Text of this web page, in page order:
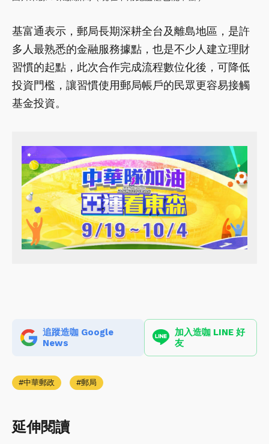
基富通表示，郵局長期深耕全台及離島地區，是許
多人最熟悉的金融服務據點，也是不少人建立理財
習慣的起點，此次合作完成流程數位化後，可降低
投資門檻，讓習慣使用郵局帳戶的民眾更容易接觸
基金投資。
追蹤造咖 Google
News
加入造咖 LINE 好
友
中華郵政 郵局
延伸閱讀